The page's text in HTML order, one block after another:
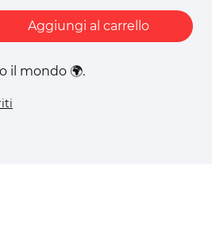
Aggiungi al carrello
il mondo 🌍.